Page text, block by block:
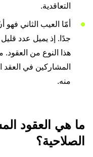
التعاقدية.
أمّا العيب الثاني
جدًا. إذ يميل عدد
هذا النوع من
المشاركين في العقد
منه.
ما هي العقود
الصلاحية؟